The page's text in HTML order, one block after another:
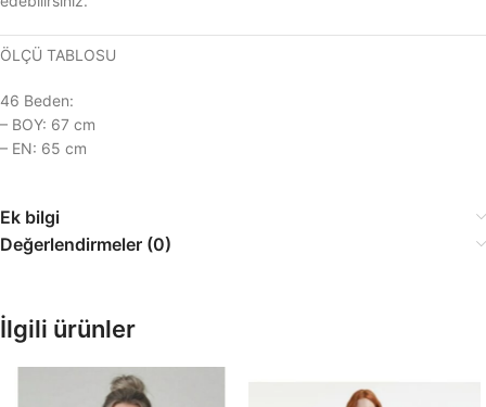
ÖLÇÜ TABLOSU
46 Beden:
– BOY: 67 cm
– EN: 65 cm
Ek bilgi
Değerlendirmeler (0)
İlgili ürünler